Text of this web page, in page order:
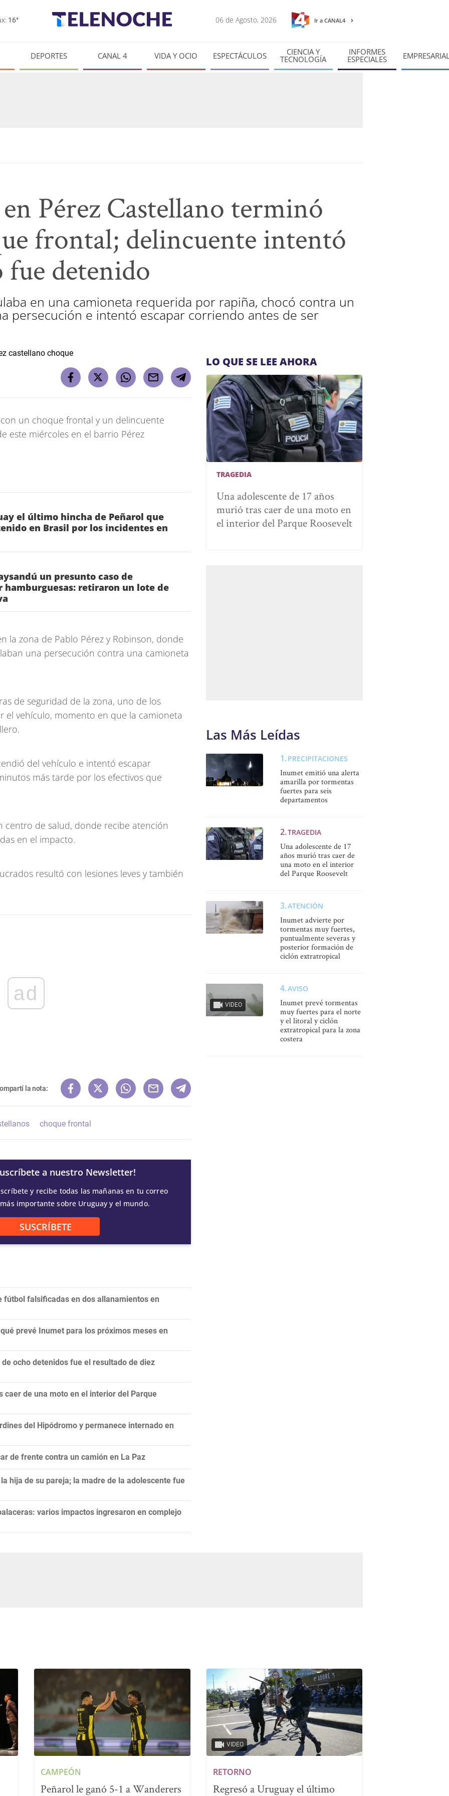
16° 06 de Agosto, 2026 Ir a CANAL4
DEPORTES CANAL 4 VIDA Y OCIO ESPECTÁCULOS CIENCIA Y
TECNOLOGÍA
INFORMES
ESPECIALES
Pérez Castellano terminó
frontal; delincuente intentó
fue detenido
en una camioneta requerida por rapiña, chocó contra un
persecución e intentó escapar corriendo antes de ser
un choque frontal y un delincuente
este miércoles en el barrio Pérez
el último hincha de Peñarol que
en Brasil por los incidentes en
un presunto caso de
hamburguesas: retiraron un lote de
la zona de Pablo Pérez y Robinson, donde
una persecución contra una camioneta
de seguridad de la zona, uno de los
el vehículo, momento en que la camioneta
del vehículo e intentó escapar
más tarde por los efectivos que
centro de salud, donde recibe atención
en el impacto.
resultó con lesiones leves y también
ad
la nota:
choque frontal
a nuestro Newsletter!
y recibe todas las mañanas en tu correo
importante sobre Uruguay y el mundo.
SUSCRÍBETE
fútbol falsificadas en dos allanamientos en
prevé Inumet para los próximos meses en
ocho detenidos fue el resultado de diez
caer de una moto en el interior del Parque
del Hipódromo y permanece internado en
de frente contra un camión en La Paz
hija de su pareja; la madre de la adolescente fue
varios impactos ingresaron en complejo
LO QUE SE LEE AHORA
TRAGEDIA
Una adolescente de 17 años
murió tras caer de una moto en
el interior del Parque Roosevelt
Las Más Leídas
PRECIPITACIONES
Inumet emitió una alerta
amarilla por tormentas
fuertes para seis
departamentos
TRAGEDIA
Una adolescente de 17
años murió tras caer de
una moto en el interior
del Parque Roosevelt
ATENCIÓN
Inumet advierte por
tormentas muy fuertes,
puntualmente severas y
posterior formación de
ciclón extratropical
VIDEO
AVISO
Inumet prevé tormentas
muy fuertes para el norte
y el litoral y ciclón
extratropical para la zona
costera
CAMPEÓN
Peñarol le ganó 5-1 a Wanderers
VIDEO
RETORNO
Regresó a Uruguay el último